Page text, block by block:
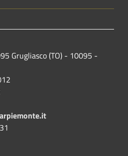
Grugliasco (TO) - 10095 -